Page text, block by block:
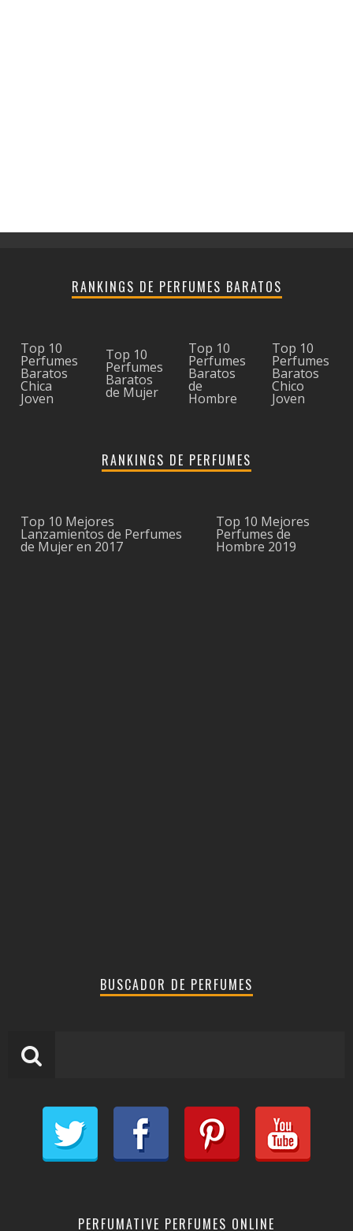
RANKINGS DE PERFUMES BARATOS
Top 10
Perfumes
Baratos
Chica
Joven
Top 10
Perfumes
Baratos
de Mujer
Top 10
Perfumes
Baratos
de
Hombre
Top 10
Perfumes
Baratos
Chico
Joven
RANKINGS DE PERFUMES
Top 10 Mejores
Lanzamientos de Perfumes
de Mujer en 2017
Top 10 Mejores
Perfumes de
Hombre 2019
BUSCADOR DE PERFUMES
PERFUMATIVE PERFUMES ONLINE